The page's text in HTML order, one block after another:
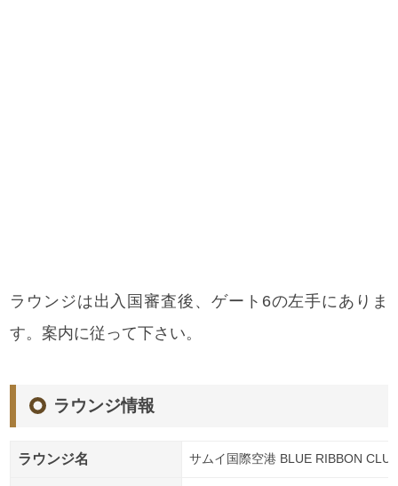
ラウンジは出入国審査後、ゲート6の左手にありま
す。案内に従って下さい。
ラウンジ情報
ラウンジ名 サムイ国際空港 BLUE RIBBON